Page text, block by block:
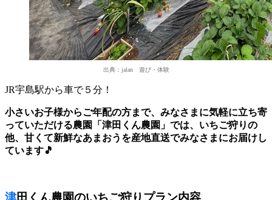
出典：jalan 遊び・体験
JR宇島駅から車で５分！
小さいお子様からご年配の方まで、みなさまに気軽に立ち寄
っていただける農園「津田くん農園」では、いちご狩りの
他、甘くて新鮮なあまおうを産地直送でみなさまにお届けし
ています🎵
津田くん農園のいちご狩りプラン内容